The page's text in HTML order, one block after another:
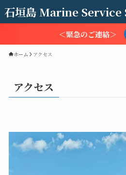
石垣島 Marine Service
＜緊急のご連絡＞
ホーム アクセス
アクセス